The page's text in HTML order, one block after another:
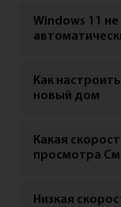
Windows 11
Как
новый дом
Какая
просмотра
Низкая